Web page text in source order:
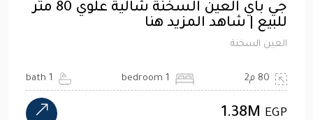
جي باي العين السخنة شالية علوي 80 متر
للبيع | شاهد المزيد هنا
العين السخنة
80 م2 1 bedroom
1 bath
1.38M EGP